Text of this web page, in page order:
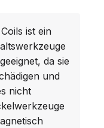
ist ein
da sie
und
nicht